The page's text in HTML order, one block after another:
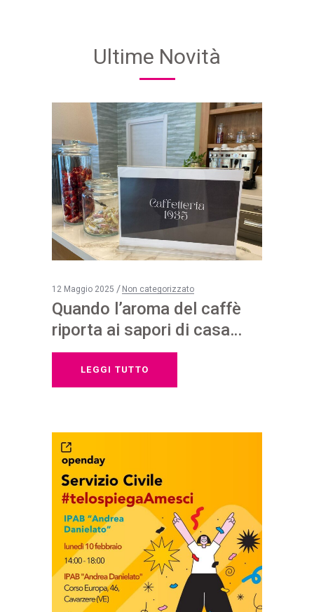
Ultime Novità
12 Maggio 2025 Non categorizzato
Quando l’aroma del caffè
riporta ai sapori di casa…
LEGGI TUTTO